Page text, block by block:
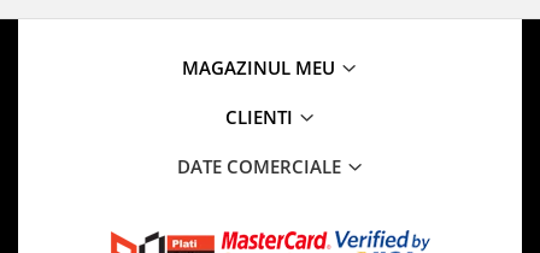
MAGAZINUL MEU
CLIENTI
DATE COMERCIALE